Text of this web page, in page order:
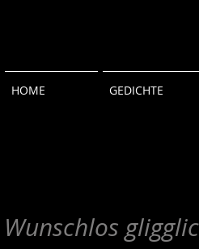
HOME GEDICHTE
Wunschlos